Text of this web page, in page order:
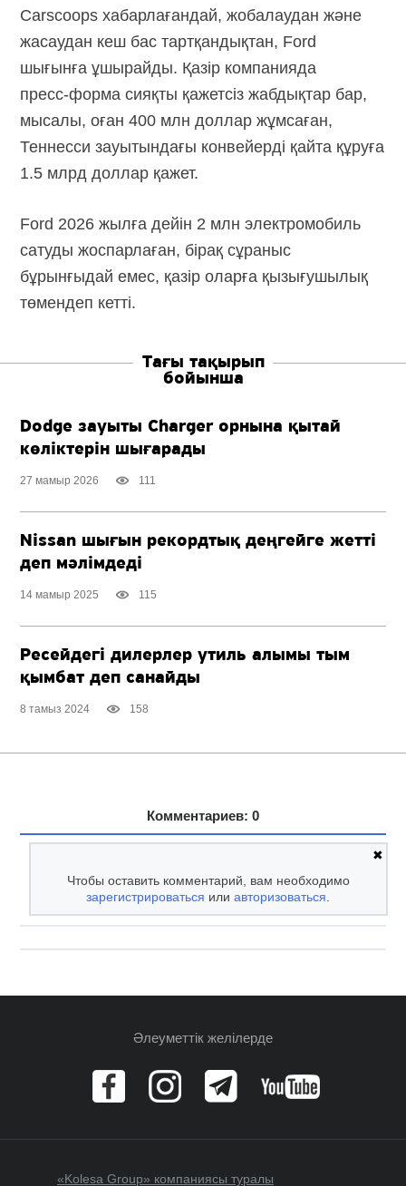
Carscoops хабарлағандай, жобалаудан және
жасаудан кеш бас тартқандықтан, Ford
шығынға ұшырайды. Қазір компанияда
пресс-форма сияқты қажетсіз жабдықтар бар,
мысалы, оған 400 млн доллар жұмсаған,
Теннесси зауытындағы конвейерді қайта құруға
1.5 млрд доллар қажет.
Ford 2026 жылға дейін 2 млн электромобиль
сатуды жоспарлаған, бірақ сұраныс
бұрынғыдай емес, қазір оларға қызығушылық
төмендеп кетті.
Тағы тақырып
бойынша
Dodge зауыты Charger орнына қытай
көліктерін шығарады
27 мамыр 2026 111
Nissan шығын рекордтық деңгейге жетті
деп мәлімдеді
14 мамыр 2025 115
Ресейдегі дилерлер утиль алымы тым
қымбат деп санайды
8 тамыз 2024 158
Комментариев: 0
✖
Чтобы оставить комментарий, вам необходимо
зарегистрироваться илиавторизоваться.
Әлеуметтік желілерде
«Kolesa Group» компаниясы туралы